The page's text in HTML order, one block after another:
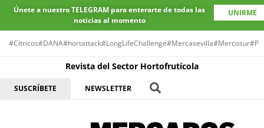
Únete a nuestro TELEGRAM para enterarte de todas las
noticias al momento
UNIRME
#Cítricos#DANA#hortattack#LongLifeChallenge#Mercasevilla#Mercosur
Revista del Sector Hortofrutícola
SUSCRÍBETE NEWSLETTER